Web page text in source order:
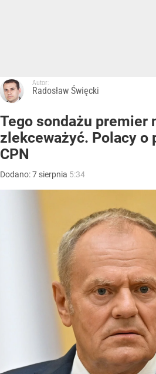
Autor:
Radosław Święcki
Tego sondażu premier
zlekceważyć. Polacy o
CPN
Dodano:7 sierpnia 5:34